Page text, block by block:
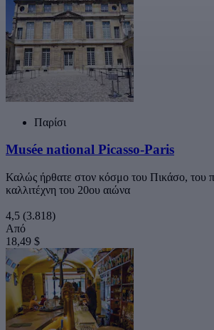
Παρίσι
Musée national Picasso-Paris
Καλώς ήρθατε στον κόσμο του Πικάσο, του
καλλιτέχνη του 20ου αιώνα
4,5 (3.818)
Από
18,49 $